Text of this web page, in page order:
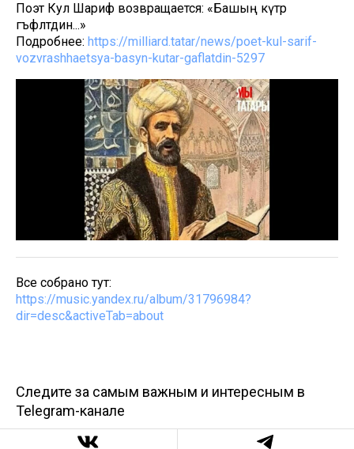
Поэт Кул Шариф возвращается: «Башың күтәр
гъәфләтдин...»
Подробнее: https://milliard.tatar/news/poet-kul-sarif-
vozvrashhaetsya-basyn-kutar-gaflatdin-5297
Все собрано тут:
https://music.yandex.ru/album/31796984?
dir=desc&activeTab=about
Следите за самым важным и интересным в
Telegram-канале